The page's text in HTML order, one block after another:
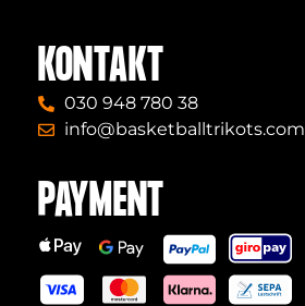
KONTAKT
030 948 780 38
info@basketballtrikots.com
PAYMENT